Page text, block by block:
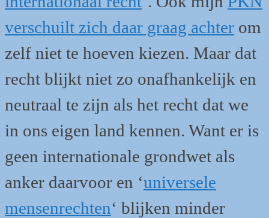
verschuilt zich daar graag achter om
zelf niet te hoeven kiezen. Maar dat
recht blijkt niet zo onafhankelijk en
neutraal te zijn als het recht dat we
in ons eigen land kennen. Want er is
geen internationale grondwet als
anker daarvoor en ‘universele
mensenrechten‘ blijken minder